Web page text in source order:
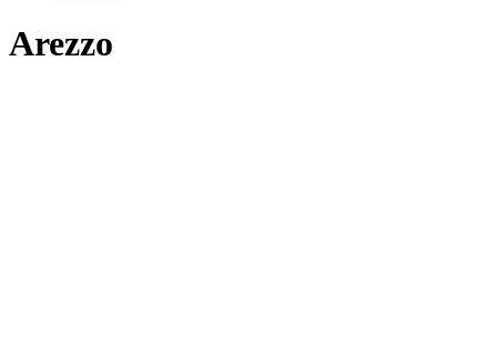
Arezzo